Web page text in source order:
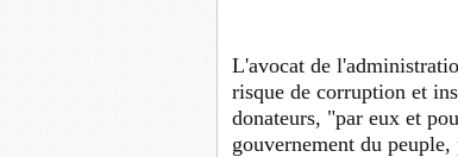
L'avocat de
risque de corruption et
donateurs, "par eux et
gouvernement du